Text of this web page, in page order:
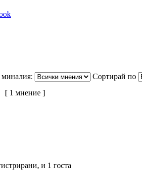
Сортирай по
[ 1 мнение ]
и 1 госта